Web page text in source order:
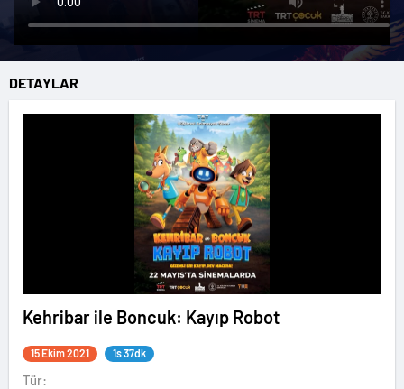
DETAYLAR
Kehribar ile Boncuk: Kayıp Robot
15 Ekim 2021 1s 37dk
Tür: